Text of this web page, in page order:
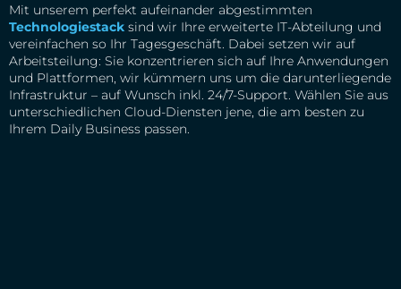
Mit unserem perfekt aufeinander abgestimmten
Technologiestack sind wir Ihre erweiterte IT-Abteilung und
vereinfachen so Ihr Tagesgeschäft. Dabei setzen wir auf
Arbeitsteilung: Sie konzentrieren sich auf Ihre Anwendungen
und Plattformen, wir kümmern uns um die darunterliegende
Infrastruktur – auf Wunsch inkl. 24/7-Support. Wählen Sie aus
unterschiedlichen Cloud-Diensten jene, die am besten zu
Ihrem Daily Business passen.